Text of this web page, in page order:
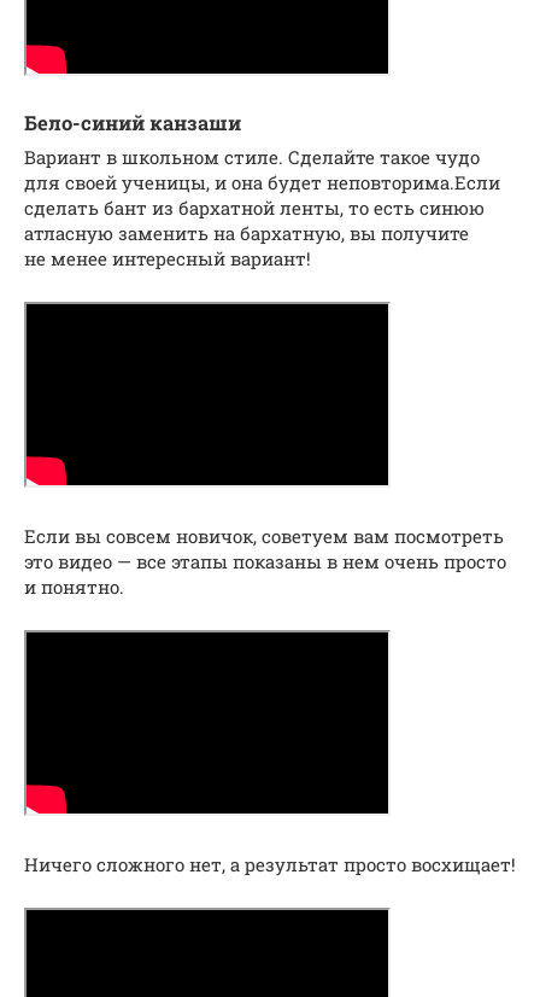
Бело-синий канзаши
Вариант в школьном стиле. Сделайте такое чудо
для своей ученицы, и она будет неповторима.Если
сделать бант из бархатной ленты, то есть синюю
атласную заменить на бархатную, вы получите
не менее интересный вариант!
Если вы совсем новичок, советуем вам посмотреть
это видео — все этапы показаны в нем очень просто
и понятно.
Ничего сложного нет, а результат просто восхищает!